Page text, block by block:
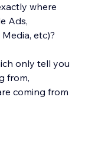
where
Ads,
etc)?
only tell you
from,
coming from